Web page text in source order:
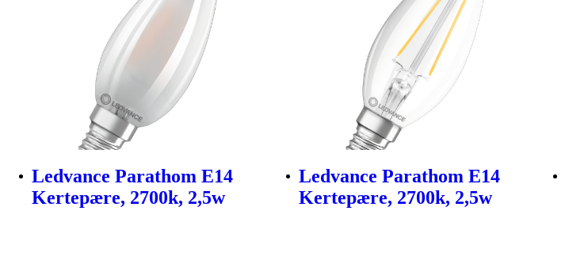
Ledvance Parathom E14
Kertepære, 2700k, 2,5w
Ledvance Parathom E14
Kertepære, 2700k, 2,5w